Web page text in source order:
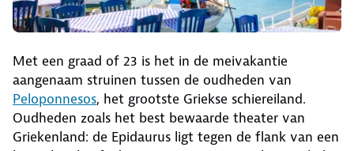
Met een graad of 23 is het in de meivakantie
aangenaam struinen tussen de oudheden van
Peloponnesos, het grootste Griekse schiereiland.
Oudheden zoals het best bewaarde theater van
Griekenland: de Epidaurus ligt tegen de flank van een